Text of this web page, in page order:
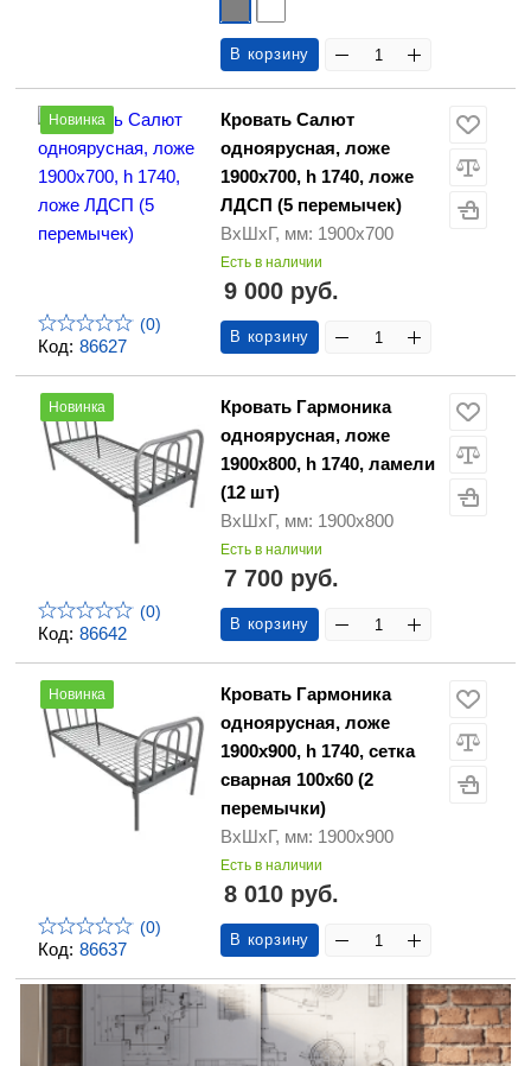
В корзину
Код: 86627
Новинка
(0)
Кровать Салют
одноярусная, ложе
1900х700, h 1740, ложе
ЛДСП (5 перемычек)
ВхШхГ, мм: 1900х700
Есть в наличии
9 000 руб.
В корзину
Код: 86642
Новинка
(0)
Кровать Гармоника
одноярусная, ложе
1900х800, h 1740, ламели
(12 шт)
ВхШхГ, мм: 1900х800
Есть в наличии
7 700 руб.
В корзину
Код: 86637
Новинка
(0)
Кровать Гармоника
одноярусная, ложе
1900х900, h 1740, сетка
сварная 100x60 (2
перемычки)
ВхШхГ, мм: 1900х900
Есть в наличии
8 010 руб.
В корзину